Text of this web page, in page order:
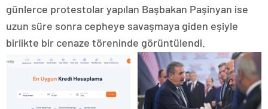
günlerce protestolar yapılan Başbakan Paşinyan ise
uzun süre sonra cepheye savaşmaya giden eşiyle
birlikte bir cenaze töreninde görüntülendi.